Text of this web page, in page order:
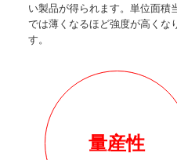
い製品が得られます。単位面積
では薄くなるほど強度が高くな
す。
量産性